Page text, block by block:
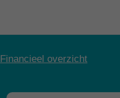
Financieel overzicht